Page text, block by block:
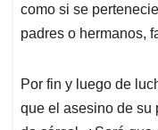
como si se
padres o hermanos,
Por fin y luego de
que el asesino de su